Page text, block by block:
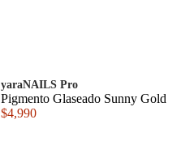
yaraNAILS Pro
Pigmento Glaseado Sunny Gold
$4,990